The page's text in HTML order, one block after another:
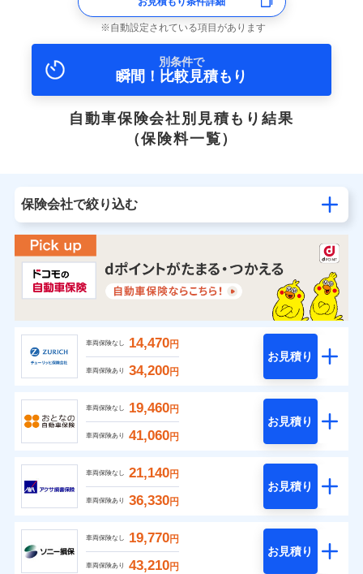
自動設定されている項目があります
別条件で
瞬間！比較見積もり
自動車保険会社別見積もり結果
（保険料一覧）
保険会社で絞り込む
車両保険なし 14,470円
車両保険あり 34,200円
お見積り
車両保険なし 19,460円
車両保険あり 41,060円
お見積り
車両保険なし 21,140円
車両保険あり 36,330円
お見積り
車両保険なし 19,770円
車両保険あり 43,210円
お見積り